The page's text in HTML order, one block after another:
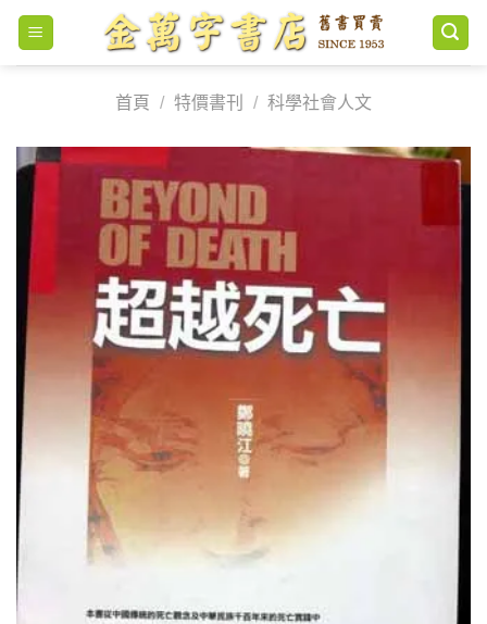
Skip
content
首頁
/ 特價書刊 / 科學社會人文